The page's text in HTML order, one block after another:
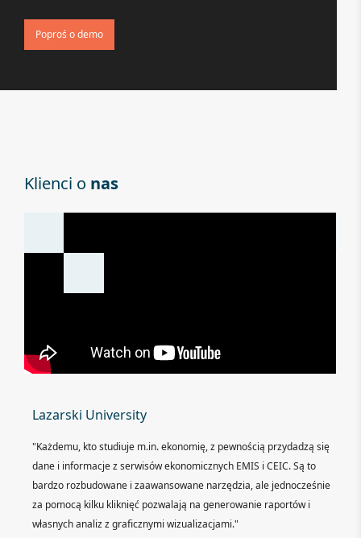
Poproś o demo
Lazarski University
"Każdemu, kto studiuje m.in. ekonomię, z pewnością przydadzą się
dane i informacje z serwisów ekonomicznych EMIS i CEIC. Są to
bardzo rozbudowane i zaawansowane narzędzia, ale jednocześnie
za pomocą kilku kliknięć pozwalają na generowanie raportów i
własnych analiz z graficznymi wizualizacjami."
Klienci o nas